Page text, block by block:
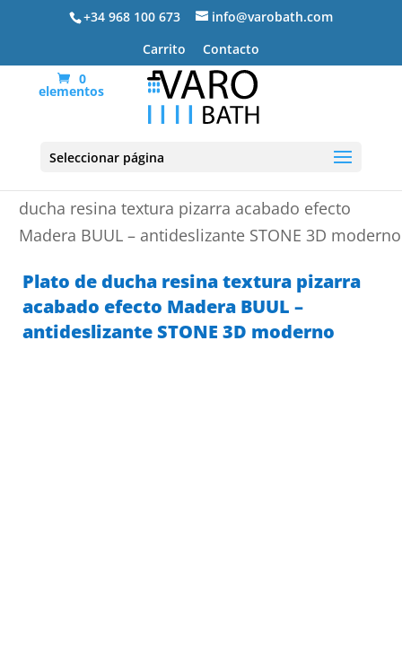
+34 968 100 673
info@varobath.com
Carrito
Contacto
0
elementos
Seleccionar página
ducha resina textura pizarra acabado efecto
Madera BUUL – antideslizante STONE 3D moderno
Plato de ducha resina textura pizarra
acabado efecto Madera BUUL –
antideslizante STONE 3D moderno